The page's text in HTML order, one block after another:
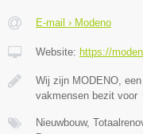
E-mail › Modeno
Website: https://
Wij zijn MODENO,
vakmensen bezit voor
Nieuwbouw,